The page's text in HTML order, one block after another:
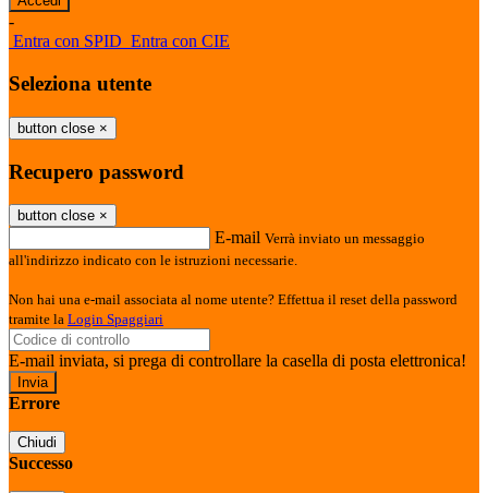
-
Entra con SPID Entra con CIE
Seleziona utente
button close ×
Recupero password
button close ×
E-mail Verrà inviato un messaggio
all'indirizzo indicato con le istruzioni necessarie.
Non hai una e-mail associata al nome utente? Effettua il reset della password
tramite la Login Spaggiari
E-mail inviata, si prega di controllare la casella di posta elettronica!
Errore
Chiudi
Successo